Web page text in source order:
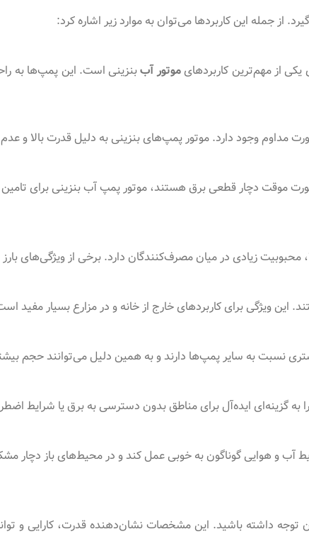
از جمله این کاربردها می‌توان به موارد زیر اشاره کرد:
یکی از مهم‌ترین کاربردهایموتور آببنزینی است. این پمپ‌ها به
مداوم وجود دارد. موتور پمپ‌های بنزینی به دلیل قدرت بالا و
موقت دچار قطعی برق هستند، موتور پمپ آب بنزینی برای تامین
زیادی در میان مصرف‌کنندگان دارد. برخی از ویژگی‌های بارز
ویژگی برای کاربردهای خارج از خانه و در مزارع بسیار مفید
نسبت به سایر پمپ‌ها دارند و به همین دلیل می‌توانند حجم
گزینه‌ای ایده‌آل برای مناطق بدون دسترسی به برق یا شرایط
آب و هوایی گوناگون به خوبی عمل کند و در محیط‌های باز دچار
داشته باشید. این مشخصات نشان‌دهنده قدرت، کارایی و